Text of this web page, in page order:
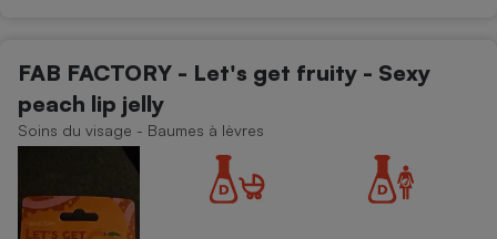
FAB FACTORY - Let's get fruity - Sexy
peach lip jelly
Soins du visage - Baumes à lèvres